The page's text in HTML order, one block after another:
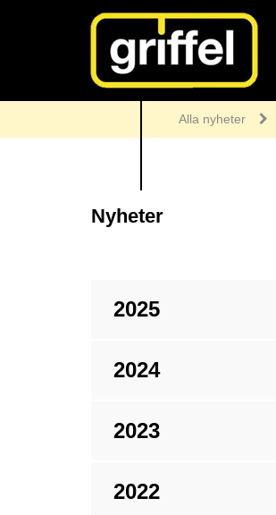
Nyheter
Alla nyheter
2025
2024
2023
2022